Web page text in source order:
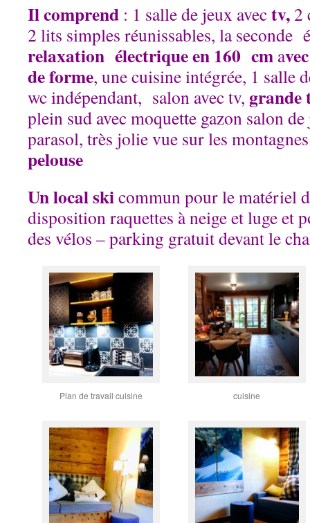
Il comprend : 1 salle de jeux avectv,2
2 lits simples réunissables, la seconde
relaxation électrique en160 cm a
de forme, une cuisine intégrée, 1 salle
wc indépendant, salon avec tv, grande
plein sud avec moquette gazon salon
parasol, très jolie vue sur les
pelouse
Un local skicommun pour le matériel
disposition raquettes à neige et luge et
des vélos – parking gratuit devant le
Plan de travail cuisine cuisine